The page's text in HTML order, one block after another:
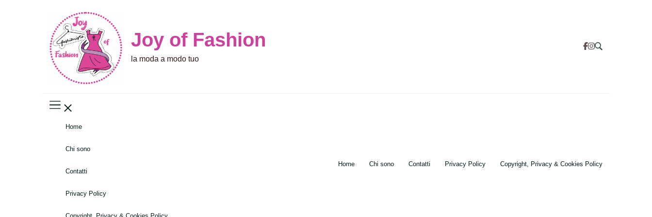
Joy of Fashion
la moda a modo tuo
Home
Chi sono
Contatti
Privacy Policy
Home Chi sono Contatti Privacy Policy Copyright, Privacy & Cookies Policy